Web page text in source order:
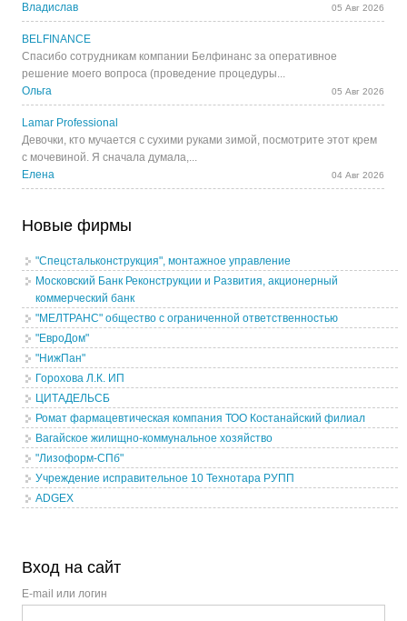
Владислав
05 Авг 2026
BELFINANCE
Спасибо сотрудникам компании Белфинанс за оперативное
решение моего вопроса (проведение процедуры...
Ольга
05 Авг 2026
Lamar Professional
Девочки, кто мучается с сухими руками зимой, посмотрите этот крем
с мочевиной. Я сначала думала,...
Елена
04 Авг 2026
Новые фирмы
"Спецстальконструкция", монтажное управление
Московский Банк Реконструкции и Развития, акционерный
коммерческий банк
"МЕЛТРАНС" общество с ограниченной ответственностью
"ЕвроДом"
"НижПан"
Горохова Л.К. ИП
ЦИТАДЕЛЬСБ
Ромат фармацевтическая компания ТОО Костанайский филиал
Вагайское жилищно-коммунальное хозяйство
"Лизоформ-СПб"
Учреждение исправительное 10 Технотара РУПП
ADGEX
Вход на сайт
E-mail или логин